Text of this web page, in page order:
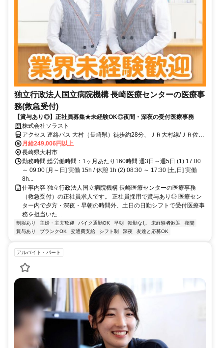
独立行政法人国立病院機構 長崎医療センターの医療事
務(救急受付)
【賞与あり◎】正社員募集★未経験OK◎夜間・深夜の受付医療事務
株式会社ソラスト
アクセス 連絡バス 大村（長崎県）徒歩約28分、ＪＲ大村線/ＪＲ佐世
保線 大村（長崎県）徒歩約28分 「大村駅」バス10分
月給249,006円以上
長崎県大村市
勤務時間 総労働時間：1ヶ月あたり160時間 週3日～週5日 (1) 17:00
～ 09:00 [月～日] 実働 15h / 休憩 1h (2) 08:30 ～ 17:30 [土,日] 実働
8h...
仕事内容 独立行政法人国立病院機構 長崎医療センターの医療事務
（救急受付）の正社員求人です。 正社員採用で賞与あり◎ 医療セン
ター内で夕方・深夜・早朝の時間外、土日の日勤シフトで受付医療事
務を担当いた...
制服あり 主婦・主夫歓迎 バイク通勤OK 早朝 転勤なし 未経験者歓迎
夜間
賞与あり
ブランクOK 交通費支給 シフト制 深夜 友達と応募OK
アルバイト・パート